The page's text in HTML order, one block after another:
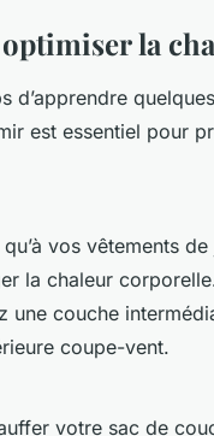
la
d’apprendre
est essentiel pour
vos vêtements
la chaleur
une couche
coupe-vent.
votre sac de